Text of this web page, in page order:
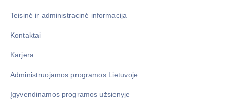
Teisinė ir administracinė informacija
Kontaktai
Karjera
Administruojamos programos Lietuvoje
Įgyvendinamos programos užsienyje